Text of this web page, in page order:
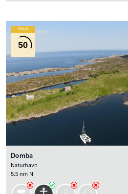
Wind
50
Domba
Naturhavn
5.5 nm N